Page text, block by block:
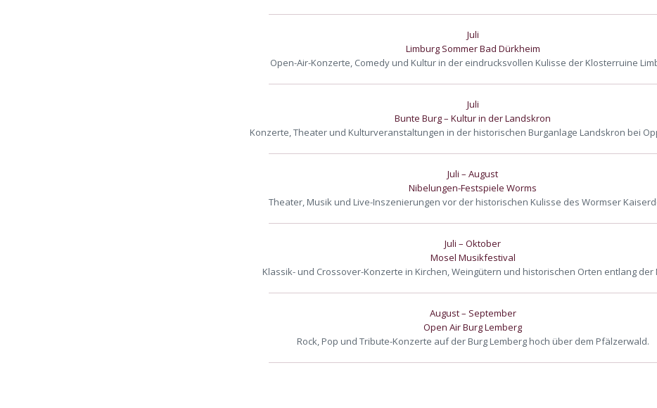
Juli
Limburg Sommer Bad Dürkheim
Open-Air-Konzerte, Comedy und Kultur in der eindrucksvollen Kulisse der Klosterruine
Juli
Bunte Burg – Kultur in der Landskron
Konzerte, Theater und Kulturveranstaltungen in der historischen Burganlage Landskron bei
Juli – August
Nibelungen-Festspiele Worms
Theater, Musik und Live-Inszenierungen vor der historischen Kulisse des Wormser
Juli – Oktober
Mosel Musikfestival
Klassik- und Crossover-Konzerte in Kirchen, Weingütern und historischen Orten entlang der
August – September
Open Air Burg Lemberg
Rock, Pop und Tribute-Konzerte auf der Burg Lemberg hoch über dem Pfälzerwald.